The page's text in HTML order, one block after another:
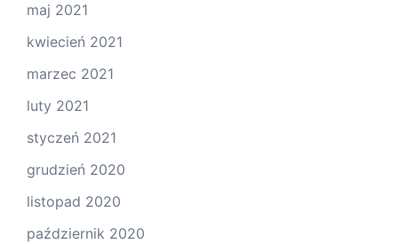
maj 2021
kwiecień 2021
marzec 2021
luty 2021
styczeń 2021
grudzień 2020
listopad 2020
październik 2020